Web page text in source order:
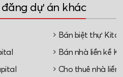
dự án khác
Bán biệt thự Kita
Bán nhà liền kề
Cho thuê nhà liền